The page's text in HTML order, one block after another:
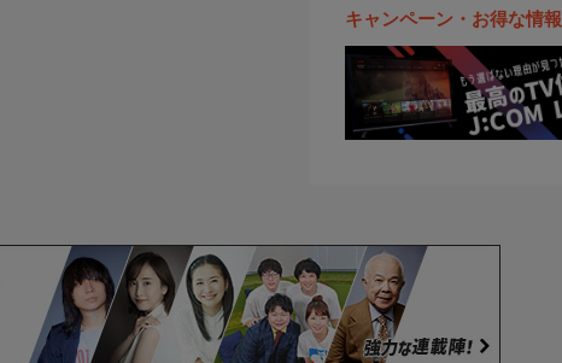
キャンペーン・お得な情報